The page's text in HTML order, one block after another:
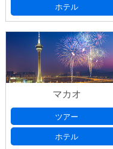
ホテル
マカオ
ツアー
ホテル